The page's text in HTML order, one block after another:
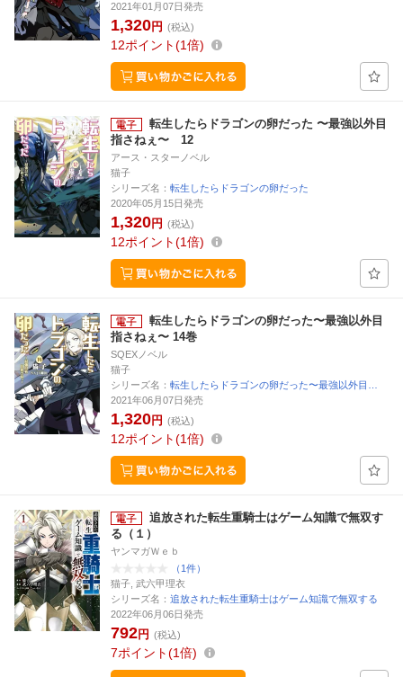
2021年01月07日発売
1,320円 (税込)
12ポイント 1倍
転生したらドラゴンの卵だった 〜最強以外目
指さねぇ〜 12
アース・スターノベル
猫子
シリーズ名： 転生したらドラゴンの卵だった
2020年05月15日発売
1,320円 (税込)
12ポイント 1倍
転生したらドラゴンの卵だった〜最強以外目
指さねぇ〜 14巻
SQEXノベル
猫子
シリーズ名： 転生したらドラゴンの卵だった〜最強以外目…
2021年06月07日発売
1,320円 (税込)
12ポイント 1倍
追放された転生重騎士はゲーム知識で無双す
る（１）
ヤンマガＷｅｂ
（1件）
猫子, 武六甲理衣
シリーズ名： 追放された転生重騎士はゲーム知識で無双する
2022年06月06日発売
792円 (税込)
7ポイント 1倍